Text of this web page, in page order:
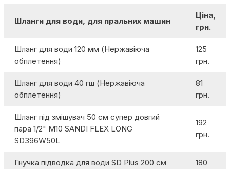
Шланги для води, для пральних машин
Ціна,
грн.
Шланг для води 120 мм (Нержавіюча
обплетення)
125
грн.
Шланг для води 40 гш (Нержавіюча
обплетення)
81
грн.
Шланг під змішувач 50 см супер довгий
пара 1/2" М10 SANDI FLEX LONG
SD396W50L
192
грн.
Гнучка підводка для води SD Plus 200 см
180